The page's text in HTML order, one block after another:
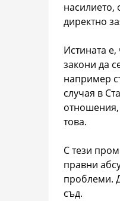
насилието,
директно
Истината
закони да
например
случая в
отношения,
това.
С тези
правни
проблеми.
съд.